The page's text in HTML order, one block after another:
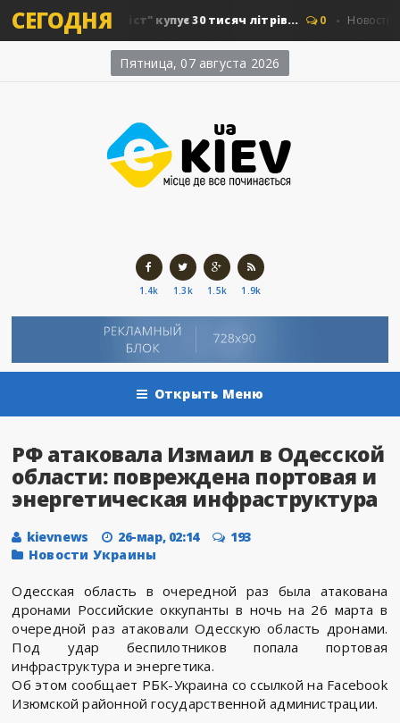
СЕГОДНЯ купує 30 тисяч літрів... 0 Новости
Пятница, 07 августа 2026
1.4k 1.3k 1.5k 1.9k
Открыть Меню
РФ атаковала Измаил в Одесской
области: повреждена портовая и
энергетическая инфраструктура
kievnews 26-мар, 02:14
193
Новости Украины
Одесская область в очередной раз была атакована
дронами Российские оккупанты в ночь на 26 марта в
очередной раз атаковали Одесскую область дронами.
Под удар беспилотников попала портовая
инфраструктура и энергетика.
Об этом сообщает РБК-Украина со ссылкой на Facebook
Изюмской районной государственной администрации.